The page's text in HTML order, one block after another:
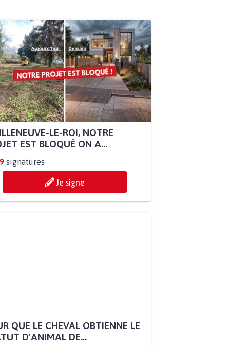
LE-ROI, NOTRE
EST BLOQUÉ ON A...
signatures
Je signe
QUE LE CHEVAL OBTIENNE LE
D'ANIMAL DE...